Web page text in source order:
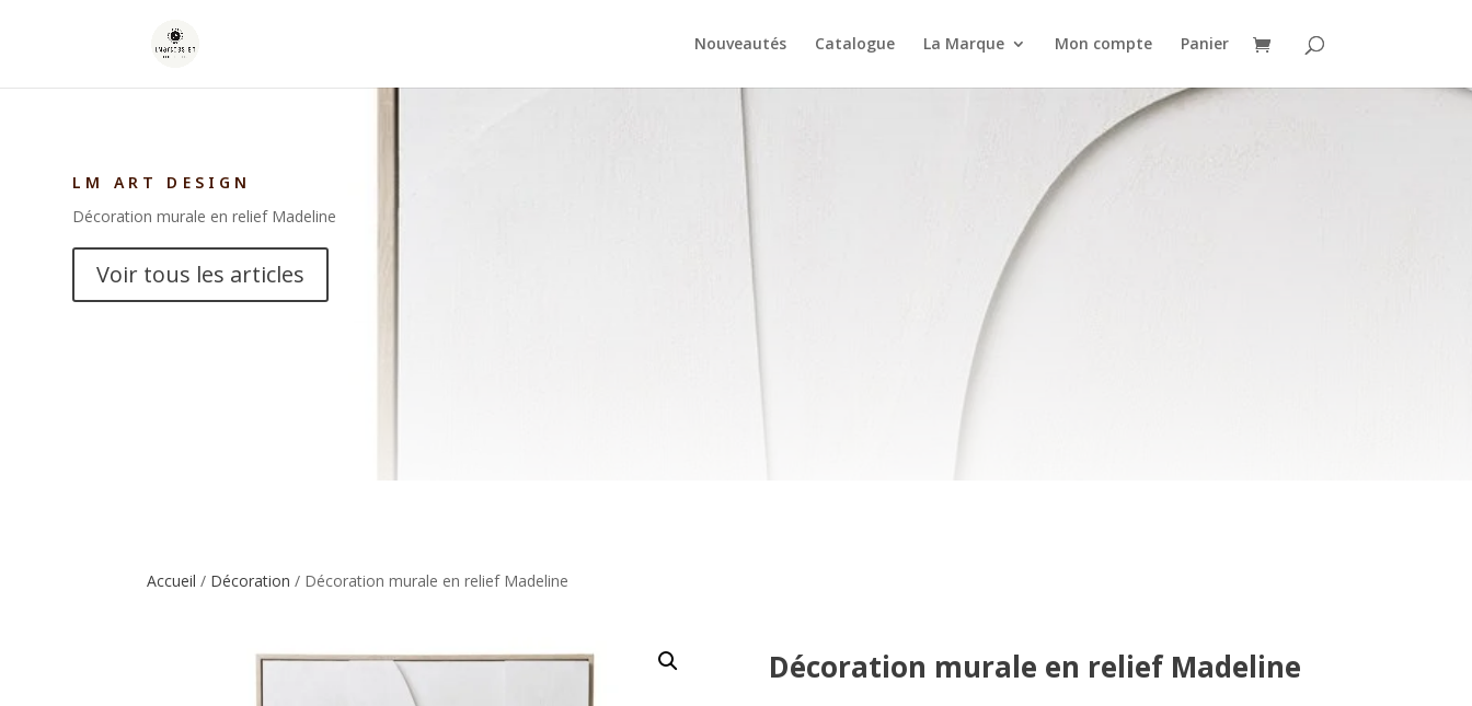
Nouveautés Catalogue La Marque Mon compte Panier
LM ART DESIGN
Décoration murale en relief Madeline
Voir tous les articles
Accueil / Décoration / Décoration murale en relief Madeline
Décoration murale en relief Madeline